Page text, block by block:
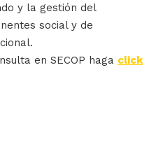
y la gestión del
social y de
en SECOP haga click